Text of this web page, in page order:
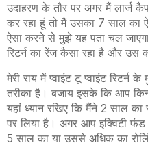
उदाहरण के तौर पर अगर मैं लार्ज
कर रहा हूं तो मैं उसका 7 साल का
ऐसा करने से मुझे यह पता चल
रिटर्न का रेंज कैसा रहा है और उस
मेरी राय में प्वाइंट टू प्वाइंट रिटर्न
तरीका है। बजाय इसके कि आप
यहां ध्यान रखिए कि मैंने 2 साल का
पर लिया है। अगर आप इक्विटी
5 साल का या उससे अधिक का